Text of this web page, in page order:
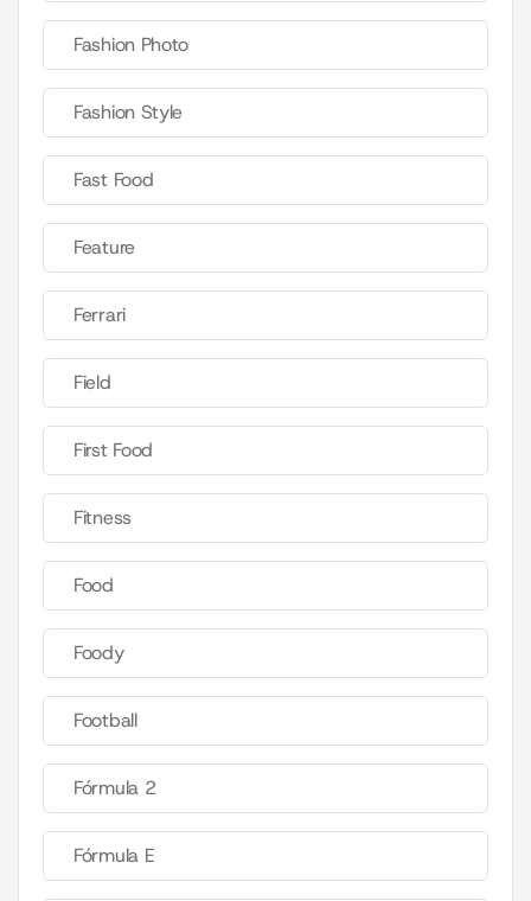
Fashion Photo
Fashion Style
Fast Food
Feature
Ferrari
Field
First Food
Fitness
Food
Foody
Football
Fórmula 2
Fórmula E